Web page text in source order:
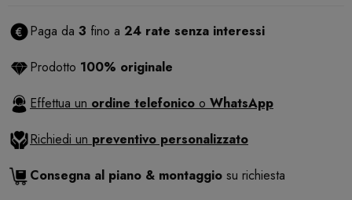
Paga da 3 fino a 24 rate senza interessi
Prodotto 100% originale
Effettua un ordine telefonico o WhatsApp
Richiedi un preventivo personalizzato
Consegna al piano & montaggio su richiesta